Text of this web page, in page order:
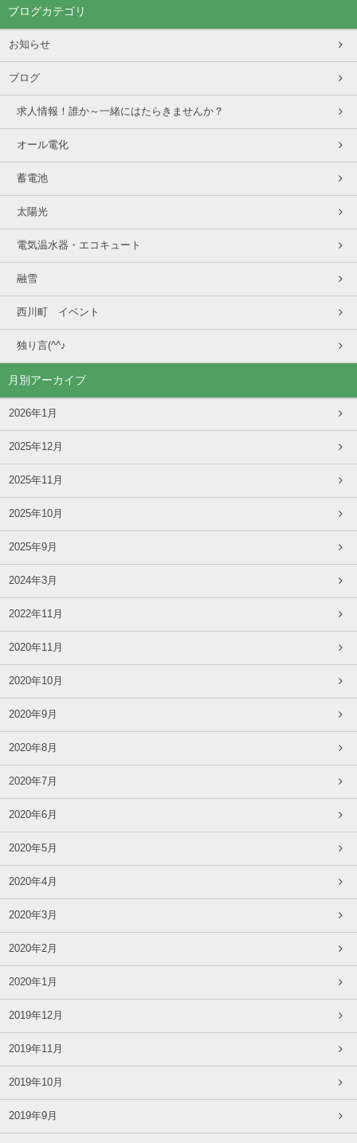
ブログカテゴリ
お知らせ
ブログ
求人情報！誰か～一緒にはたらきませんか？
オール電化
蓄電池
太陽光
電気温水器・エコキュート
融雪
西川町 イベント
独り言(^^♪
月別アーカイブ
2026年1月
2025年12月
2025年11月
2025年10月
2025年9月
2024年3月
2022年11月
2020年11月
2020年10月
2020年9月
2020年8月
2020年7月
2020年6月
2020年5月
2020年4月
2020年3月
2020年2月
2020年1月
2019年12月
2019年11月
2019年10月
2019年9月